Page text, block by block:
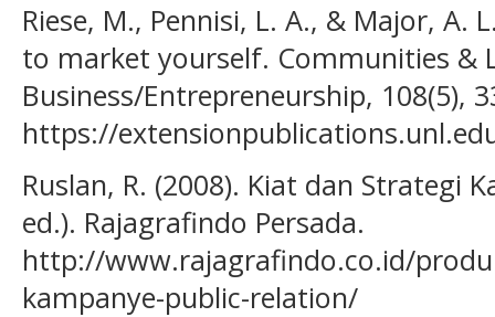
Riese, M., Pennisi, L. A., & Major, A.
to market yourself. Communities &
Business/Entrepreneurship, 108(5),
https://
Ruslan, R. (2008). Kiat dan Strategi
ed.). Rajagrafindo Persada.
http://www.rajagrafindo.co.id/
kampanye-public-relation/